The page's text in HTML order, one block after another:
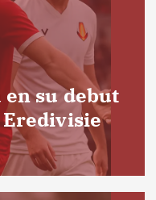
su debut